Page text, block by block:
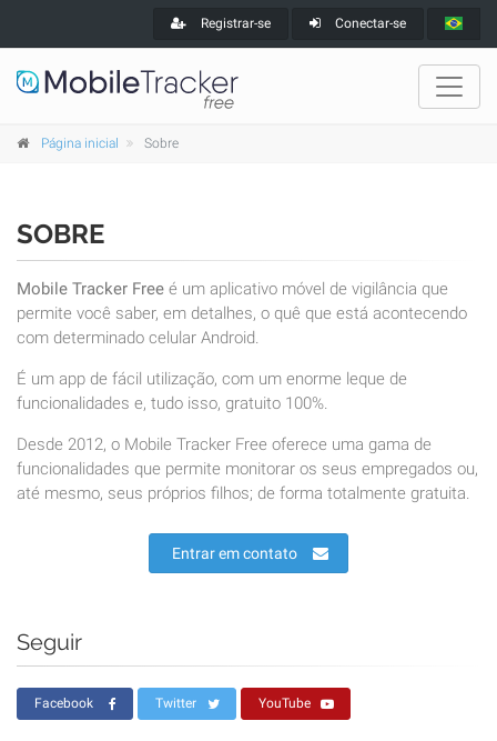
Registrar-se Conectar-se
Página inicial Sobre
SOBRE
Mobile Tracker Free é um aplicativo móvel de vigilância que
permite você saber, em detalhes, o quê que está acontecendo
com determinado celular Android.
É um app de fácil utilização, com um enorme leque de
funcionalidades e, tudo isso, gratuito 100%.
Desde 2012, o Mobile Tracker Free oferece uma gama de
funcionalidades que permite monitorar os seus empregados ou,
até mesmo, seus próprios filhos; de forma totalmente gratuita.
Entrar em contato
Seguir
Facebook Twitter YouTube